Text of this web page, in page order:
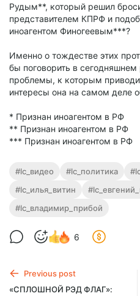
Рудым**, который решил
представителем КПРФ и
иноагентом Финогеевым***?
Именно о тождестве этих
бы поговорить в
проблемы, к которым
интересы она на самом деле
* Признан иноагентом в РФ
** Признан иноагентом в РФ
*** Признан иноагентом в РФ
#lc_видео #lc_политика
#lc_илья_витин
#lc_владимир_прибой
6
Previous post
«СПЛОШНОЙ РЭД ФЛАГ»: